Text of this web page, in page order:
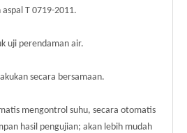
T 0719-2011.
uji perendaman air.
secara bersamaan.
mengontrol suhu, secara otomatis
hasil pengujian; akan lebih mudah